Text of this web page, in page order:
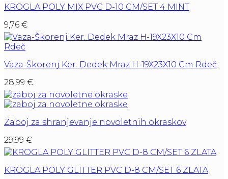
KROGLA POLY MIX PVC D-10 CM/SET 4 MINT
9,76 €
Vaza-Škorenj Ker. Dedek Mraz H-19X23X10 Cm Rdeč
28,99 €
Zaboj za shranjevanje novoletnih okraskov
29,99 €
KROGLA POLY GLITTER PVC D-8 CM/SET 6 ZLATA